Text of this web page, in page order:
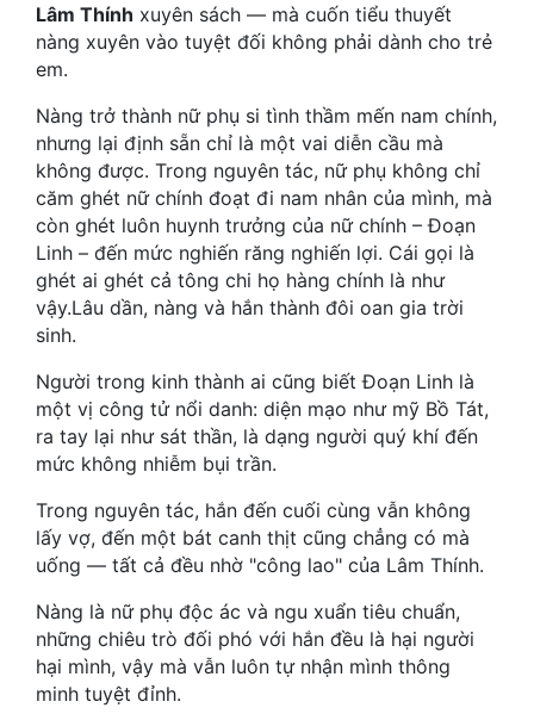
Dị Năng
Gia Đấu
Góc Nhìn Nam
Góc Nhìn Nữ
Huyền Huyễn
Huyền Nghi
Huyền Ảo
Hệ Thống
Học Đường
Khoa Huyễn
Khoa Huyễn Không Gian
Kinh Dị
Kiếm Hiệp
Kỳ Huyễn
Lâm Thính xuyên sách — mà cuốn tiểu thuyết
nàng xuyên vào tuyệt đối không phải dành cho trẻ
em.
Nàng trở thành nữ phụ si tình thầm mến nam chính,
nhưng lại định sẵn chỉ là một vai diễn cầu mà
không được. Trong nguyên tác, nữ phụ không chỉ
căm ghét nữ chính đoạt đi nam nhân của mình, mà
còn ghét luôn huynh trưởng của nữ chính – Đoạn
Linh – đến mức nghiến răng nghiến lợi. Cái gọi là
ghét ai ghét cả tông chi họ hàng chính là như
vậy.Lâu dần, nàng và hắn thành đôi oan gia trời
sinh.
Người trong kinh thành ai cũng biết Đoạn Linh là
một vị công tử nổi danh: diện mạo như mỹ Bồ Tát,
ra tay lại như sát thần, là dạng người quý khí đến
mức không nhiễm bụi trần.
Trong nguyên tác, hắn đến cuối cùng vẫn không
lấy vợ, đến một bát canh thịt cũng chẳng có mà
uống — tất cả đều nhờ "công lao" của Lâm Thính.
Nàng là nữ phụ độc ác và ngu xuẩn tiêu chuẩn,
những chiêu trò đối phó với hắn đều là hại người
hại mình, vậy mà vẫn luôn tự nhận mình thông
minh tuyệt đỉnh.